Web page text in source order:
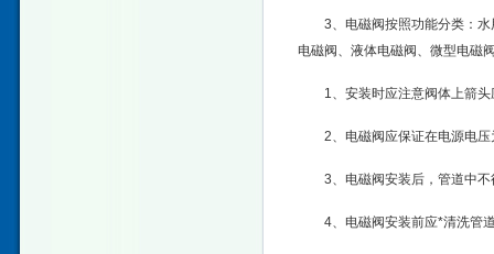
3、电磁阀按照功能分类：
电磁阀、液体电磁阀、微型电磁
1、安装时应注意阀体上箭
2、电磁阀应保证在电源电
3、电磁阀安装后，管道中
4、电磁阀安装前应*清洗管